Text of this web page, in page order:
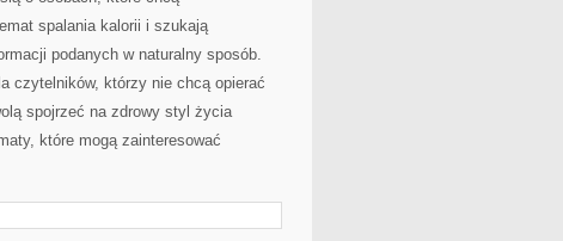
spalania kalorii i szukają
podanych w naturalny sposób.
czytelników, którzy nie chcą opierać
spojrzeć na zdrowy styl życia
które mogą zainteresować